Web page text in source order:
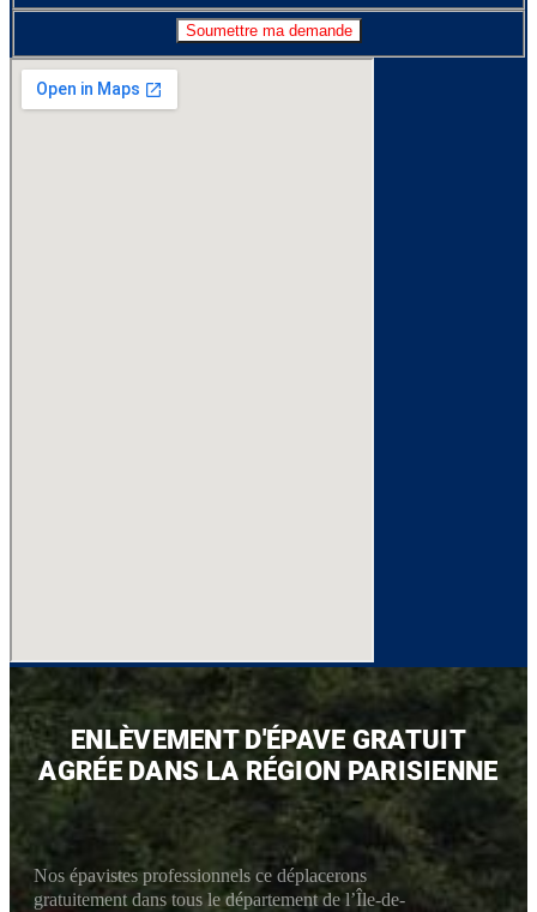
Soumettre ma demande
ENLÈVEMENT D'ÉPAVE GRATUIT
AGRÉE DANS LA RÉGION PARISIENNE
Nos épavistes professionnels ce déplacerons
gratuitement dans tous le département de l’Île-de-